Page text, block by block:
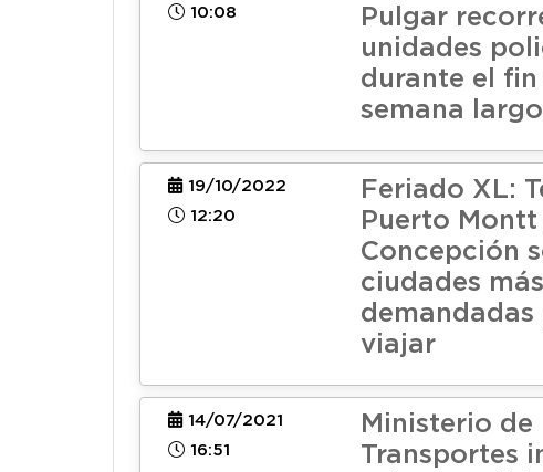
10:08
Pulgar
unidades
durante el fin
semana largo
19/10/2022
12:20
Feriado XL:
Puerto Montt
Concepción
ciudades más
demandadas
viajar
14/07/2021
16:51
Ministerio de
Transportes